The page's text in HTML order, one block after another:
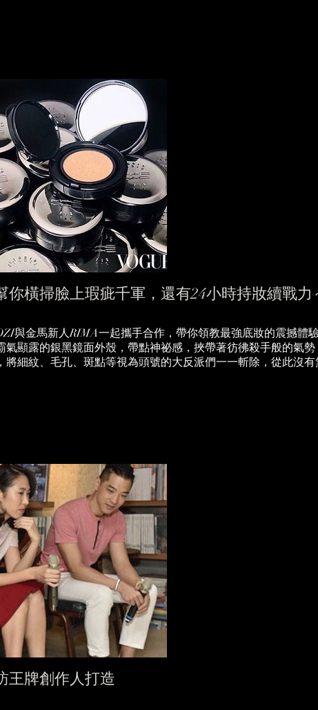
你橫掃臉上瑕疵千軍，還有24小時持妝續戰力
與金馬新人RIMA一起攜手合作，帶你領教最強底妝的震撼體
顯露的銀黑鏡面外殼，帶點神祕感，挾帶著彷彿殺手般的氣
細紋、毛孔、斑點等視為頭號的大反派們一一斬除，從此沒
牌創作人打造